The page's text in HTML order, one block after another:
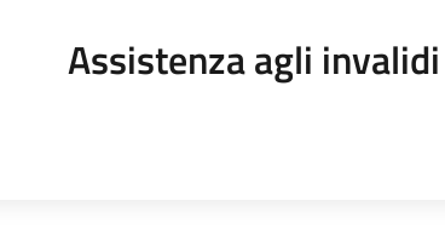
Assistenza agli invalidi